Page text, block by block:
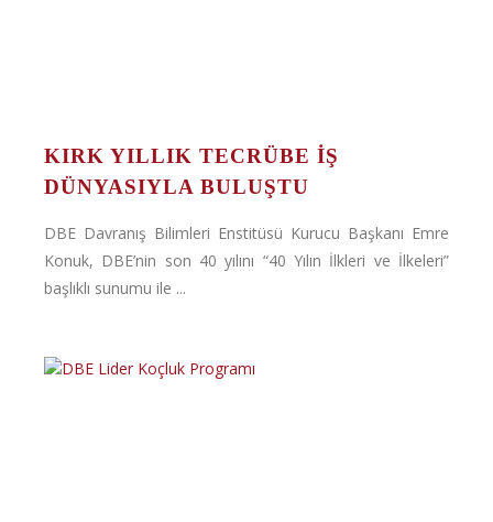
KIRK YILLIK TECRÜBE İŞ
DÜNYASIYLA BULUŞTU
DBE Davranış Bilimleri Enstitüsü Kurucu Başkanı Emre
Konuk, DBE’nin son 40 yılını “40 Yılın İlkleri ve İlkeleri”
başlıklı sunumu ile ...